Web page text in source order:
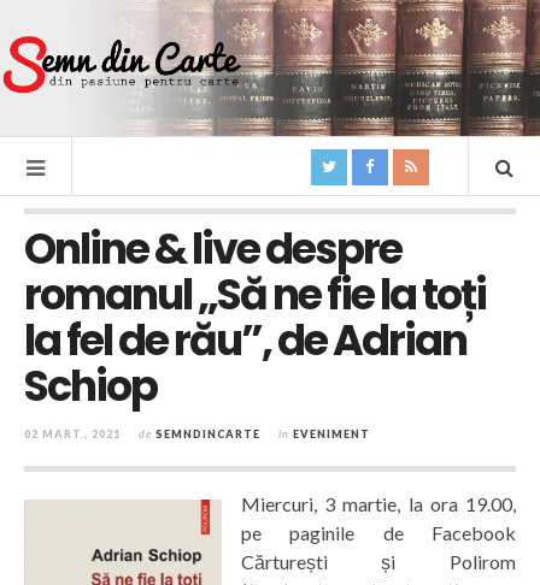
Online & live despre
romanul „Să ne fie la toți
la fel de rău”, de Adrian
Schiop
02 MART., 2021 de SEMNDINCARTE în EVENIMENT
Miercuri, 3 martie, la ora 19.00,
pe paginile de Facebook
Cărturești și Polirom